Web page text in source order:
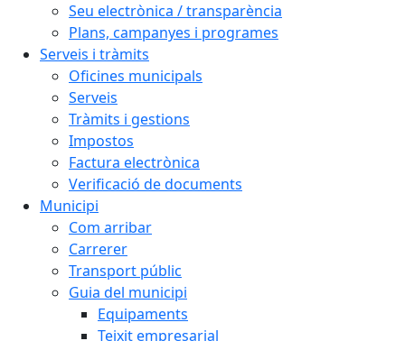
Seu electrònica / transparència
Plans, campanyes i programes
Serveis i tràmits
Oficines municipals
Serveis
Tràmits i gestions
Impostos
Factura electrònica
Verificació de documents
Municipi
Com arribar
Carrerer
Transport públic
Guia del municipi
Equipaments
Teixit empresarial